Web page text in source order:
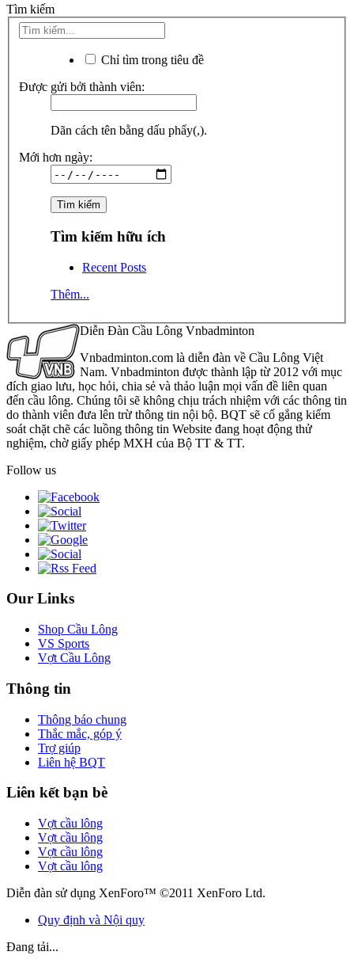
Tìm kiếm
Chỉ tìm trong tiêu đề
Được gửi bởi thành viên:
Dãn cách tên bằng dấu phẩy(,).
Mới hơn ngày:
Tìm kiếm hữu ích
Recent Posts
Thêm...
Diễn Đàn Cầu Lông Vnbadminton
Vnbadminton.com là diễn đàn về Cầu Lông Việt
Nam. Vnbadminton được thành lập từ 2012 với mục
đích giao lưu, học hỏi, chia sẻ và thảo luận mọi vấn đề liên quan
đến cầu lông. Chúng tôi sẽ không chịu trách nhiệm với các thông tin
do thành viên đưa lên trừ thông tin nội bộ. BQT sẽ cố gắng kiểm
soát chặt chẽ các luồng thông tin Website đang hoạt động thử
nghiệm, chờ giấy phép MXH của Bộ TT & TT.
Follow us
Our Links
Shop Cầu Lông
VS Sports
Vợt Cầu Lông
Thông tin
Thông báo chung
Thắc mắc, góp ý
Trợ giúp
Liên hệ BQT
Liên kết bạn bè
Vợt cầu lông
Vợt cầu lông
Vợt cầu lông
Vợt cầu lông
Diễn đàn sử dụng XenForo™ ©2011 XenForo Ltd.
Quy định và Nội quy
Đang tải...